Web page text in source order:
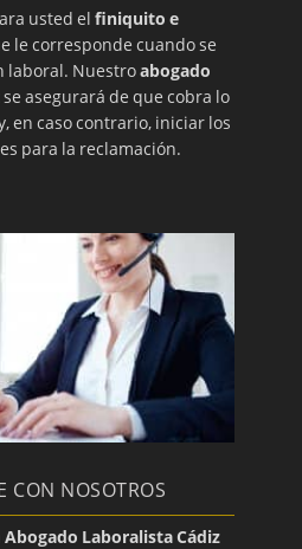
usted elfiniquito e
le corresponde cuando se
laboral. Nuestroabogado
se asegurará de que cobra lo
en caso contrario, iniciar los
para la reclamación.
CON NOSOTROS
Abogado Laboralista Cádiz